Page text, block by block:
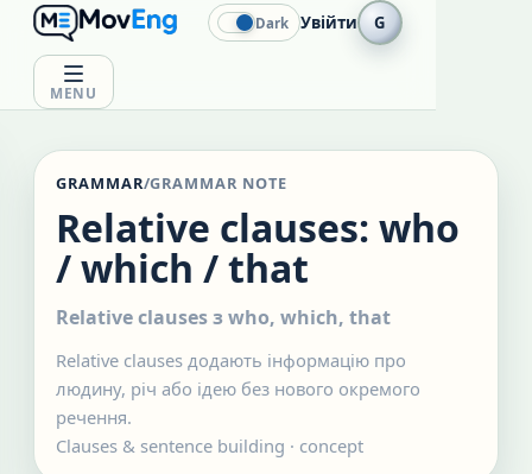
MENU
Dark Увійти G
GRAMMAR/GRAMMAR NOTE
Relative clauses: who
/ which / that
Relative clauses з who, which, that
Relative clauses додають інформацію про
людину, річ або ідею без нового окремого
речення.
Clauses & sentence building · concept